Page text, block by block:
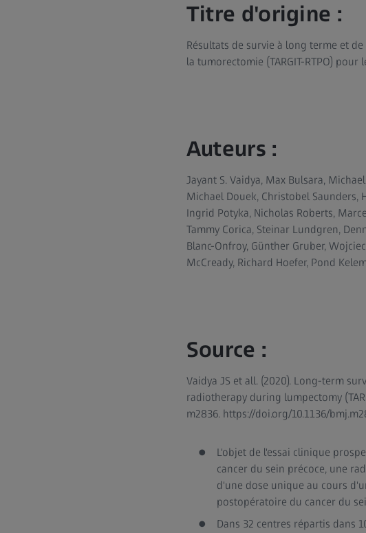
Titre d'origine :
Résultats de survie à long terme et
la tumorectomie (TARGIT-RTPO)
Auteurs :
Jayant S. Vaidya, Max Bulsara,
Michael Douek, Christobel Saunders,
Ingrid Potyka, Nicholas Roberts,
Tammy Corica, Steinar Lundgren,
Blanc-Onfroy, Günther Gruber,
McCready, Richard Hoefer, Pond
Source :
Vaidya JS et all. (2020). Long-term
radiotherapy during lumpectomy
m2836. https://doi.org/10.1136/
L'objet de l'essai clinique
cancer du sein précoce, une
d'une dose unique au cours
postopératoire du cancer du
Dans 32 centres répartis dans